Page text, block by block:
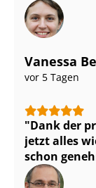
Vanessa
vor 5 Tagen
Dank der
jetzt alles
schon